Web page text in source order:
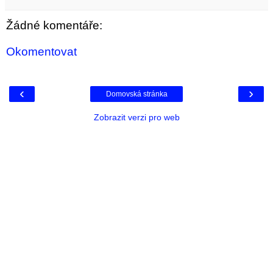
Žádné komentáře:
Okomentovat
‹ ›
Domovská stránka
Zobrazit verzi pro web